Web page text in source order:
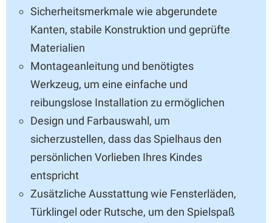
Sicherheitsmerkmale wie abgerundete
Kanten, stabile Konstruktion und geprüfte
Materialien
Montageanleitung und benötigtes
Werkzeug, um eine einfache und
reibungslose Installation zu ermöglichen
Design und Farbauswahl, um
sicherzustellen, dass das Spielhaus den
persönlichen Vorlieben Ihres Kindes
entspricht
Zusätzliche Ausstattung wie Fensterläden,
Türklingel oder Rutsche, um den Spielspaß